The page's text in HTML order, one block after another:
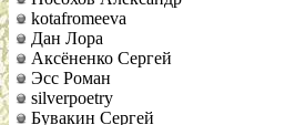
kotafromeeva
Дан Лора
Аксёненко Сергей
Эсс Роман
silverpoetry
Бувакин Сергей